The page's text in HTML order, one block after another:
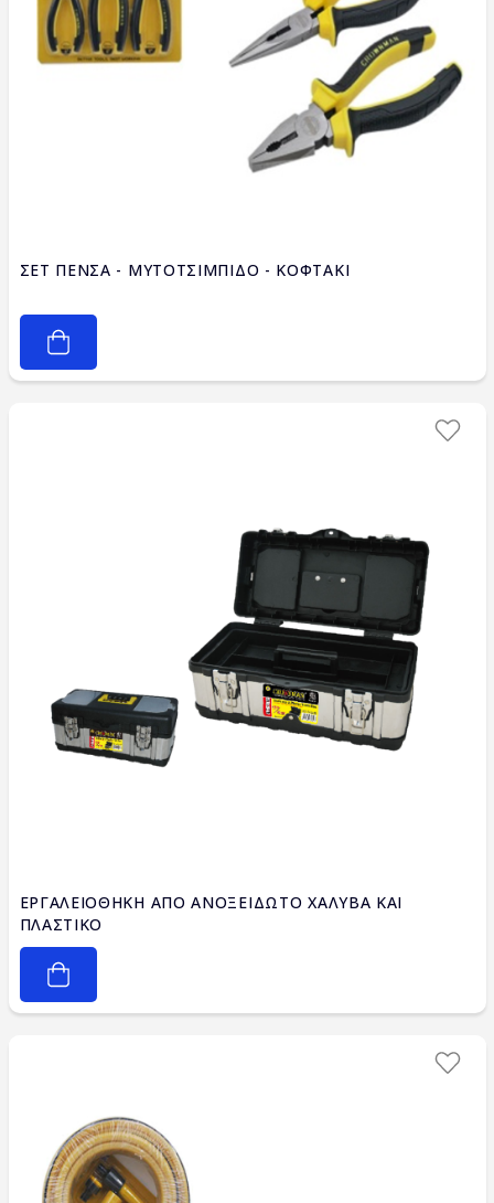
ΣΕΤ ΠΕΝΣΑ - ΜΥΤΟΤΣΙΜΠΙΔΟ - ΚΟΦΤΑΚΙ
ΕΡΓΑΛΕΙΟΘΗΚΗ ΑΠΟ ΑΝΟΞΕΙΔΩΤΟ ΧΑΛΥΒΑ ΚΑΙ
ΠΛΑΣΤΙΚΟ